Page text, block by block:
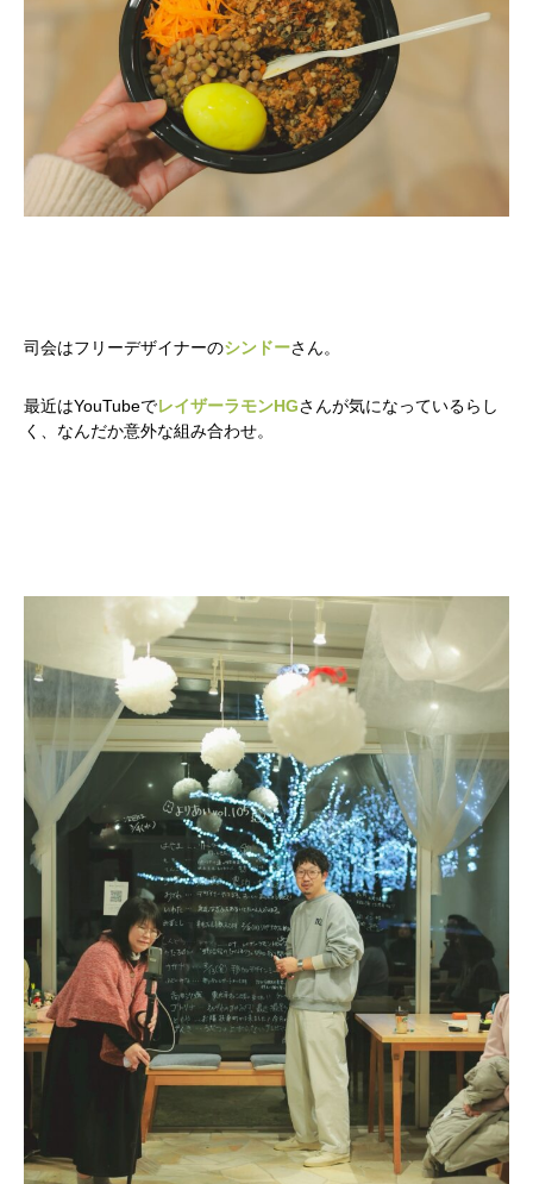
司会はフリーデザイナーのシンドーさん。
最近はYouTubeでレイザーラモンHGさんが気になっているらし
く、なんだか意外な組み合わせ。